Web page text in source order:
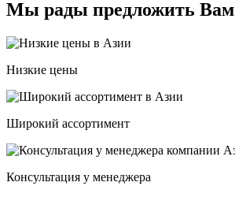
Мы рады предложить Вам
Низкие цены
Широкий ассортимент
Консультация у менеджера